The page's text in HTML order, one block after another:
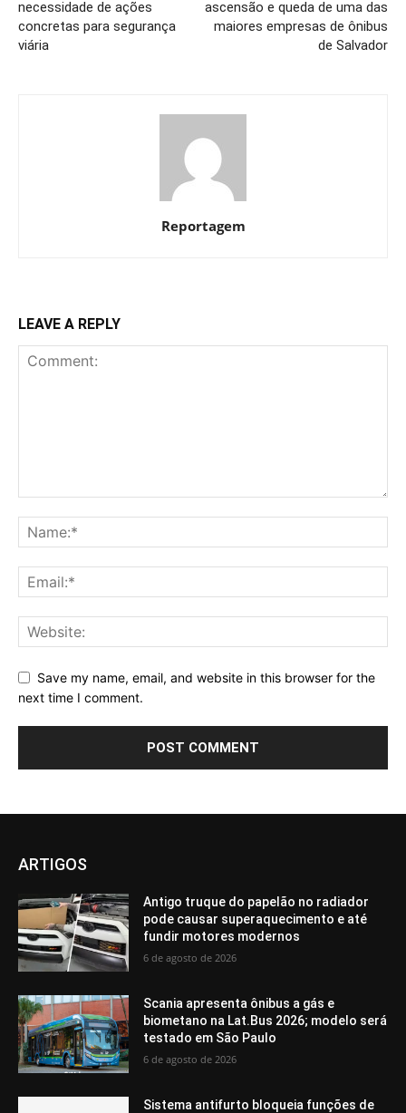
necessidade de ações
concretas para segurança
viária
ascensão e queda de uma das
maiores empresas de ônibus
de Salvador
Reportagem
LEAVE A REPLY
Save my name, email, and website in this browser for the
next time I comment.
ARTIGOS
Antigo truque do papelão no radiador
pode causar superaquecimento e até
fundir motores modernos
6 de agosto de 2026
Scania apresenta ônibus a gás e
biometano na Lat.Bus 2026; modelo será
testado em São Paulo
6 de agosto de 2026
Sistema antifurto bloqueia funções de